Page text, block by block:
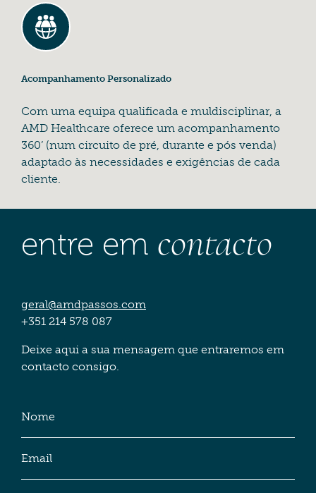
Acompanhamento Personalizado
Com uma equipa qualificada e muldisciplinar, a
AMD Healthcare oferece um acompanhamento
360’ (num circuito de pré, durante e pós venda)
adaptado às necessidades e exigências de cada
cliente.
entre em contacto
geral@amdpassos.com
+351 214 578 087
Deixe aqui a sua mensagem que entraremos em
contacto consigo.